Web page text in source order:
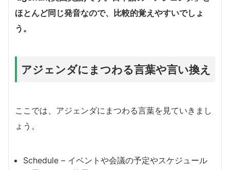
ほとんど同じ発音なので、比較的覚えやすいでしょ
う。
アジェンダにまつわる言葉や言い換え
ここでは、アジェンダにまつわる言葉を見ていきまし
ょう。
Schedule – イベントや会議の予定やスケジュール